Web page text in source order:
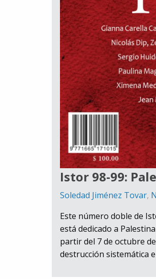
Istor 98-99:
Soledad Jiménez Tovar,
Este número doble de
está dedicado a
partir del 7 de octubre
destrucción sistemática